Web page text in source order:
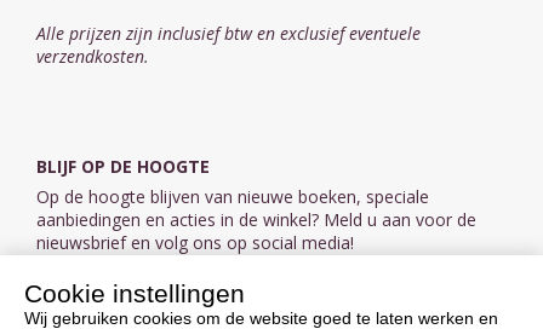
Alle prijzen zijn inclusief btw en exclusief eventuele
verzendkosten.
BLIJF OP DE HOOGTE
Op de hoogte blijven van nieuwe boeken, speciale
aanbiedingen en acties in de winkel? Meld u aan voor de
nieuwsbrief en volg ons op social media!
Aanmelden nieuwsbrief
Cookie instellingen
Wij gebruiken cookies om de website goed te laten werken en